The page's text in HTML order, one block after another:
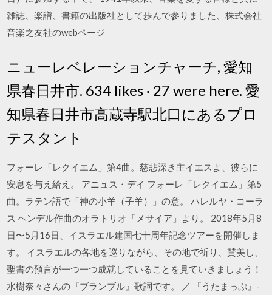
雑誌、楽譜、書籍の出版社として歩んで参りました、株式会社
音楽之友社のwebページ
ニューレベレーションチャーチ, 愛知
県春日井市. 634 likes · 27 were here. 愛
知県春日井市高蔵寺駅北口にあるプロ
テスタント
フォーレ「レクイエム」第4曲。慈悲深き主イエスよ、彼らに
安息を与え給え。 アニュス・デイ フォーレ「レクイエム」第5
曲。ラテン語で「神の小羊（子羊）」の意。 ハレルヤ・コーラ
ス ヘンデル作曲のオラトリオ「メサイア」より。 2018年5月8
日〜5月16日、イスラエル建国七十周年記念ツアーを開催しま
す。 イスラエルの各地を巡りながら、その地で祈り、賛美し、
聖書の預言が一つ一つ成就していることを見ていきましょう！
水樹奈々さんの『ブランブル』歌詞です。 ／ 『うたまっぷ』-